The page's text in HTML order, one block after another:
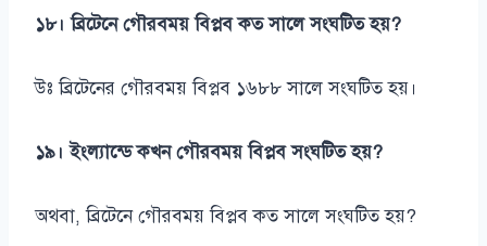
১৮। ব্রিটেনে গৌরবময় বিপ্লব কত সালে সংঘটিত হয়?
উঃ ব্রিটেনের গৌরবময় বিপ্লব ১৬৮৮ সালে সংঘটিত হয়।
১৯। ইংল্যান্ডে কখন গৌরবময় বিপ্লব সংঘটিত হয়?
অথবা, ব্রিটেনে গৌরবময় বিপ্লব কত সালে সংঘটিত হয়?